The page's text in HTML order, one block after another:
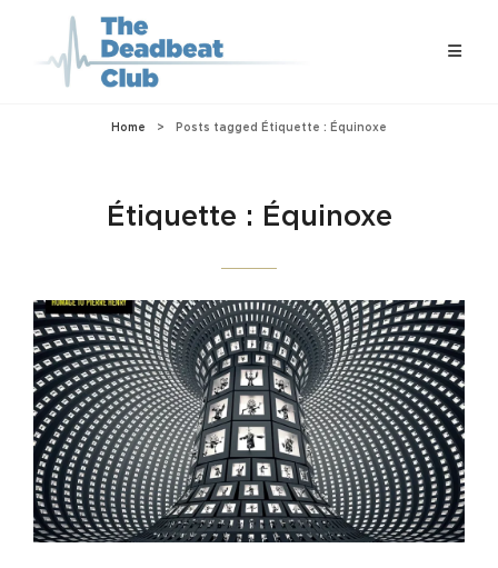
Home > Posts tagged Étiquette : Équinoxe
Étiquette : Équinoxe